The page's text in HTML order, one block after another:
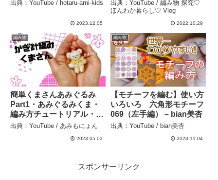
出典：YouTube / hotaru-ami-kids
2023.12.05
引き揃えて編んでみます
♪【 Part.3 身ごろをつな
Vlog 81～ – 編み物 探究♡
ほんわか暮らし♡ Vlog
出典：YouTube / 編み物 探究♡
ほんわか暮らし♡ Vlog
2022.10.29
編み物
簡単くまさんあみぐるみ
Part1・あみぐるみくま・
編み方チュートリアル・か
ぎ針編み図・teddy bear
늘 – あみもにょん
出典：YouTube / あみもにょん
2023.05.03
編み物
【モチーフを編む】使い方
いろいろ 六角形モチーフ
069（左手編） – bian美杏
出典：YouTube / bian美杏
2023.11.04
スポンサーリンク